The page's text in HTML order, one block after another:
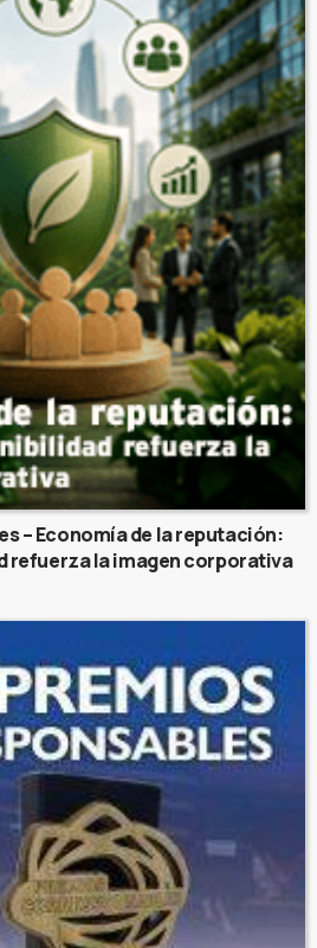
– Economía de la reputación:
refuerza la imagen corporativa